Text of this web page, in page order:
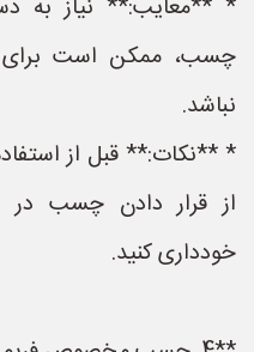
چسب، ممکن است برای
نباشد.
* **نکات:** قبل از
از قرار دادن چسب در
خودداری کنید.